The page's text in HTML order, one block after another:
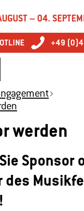
– 04.
+49
werden
Sponsor
des